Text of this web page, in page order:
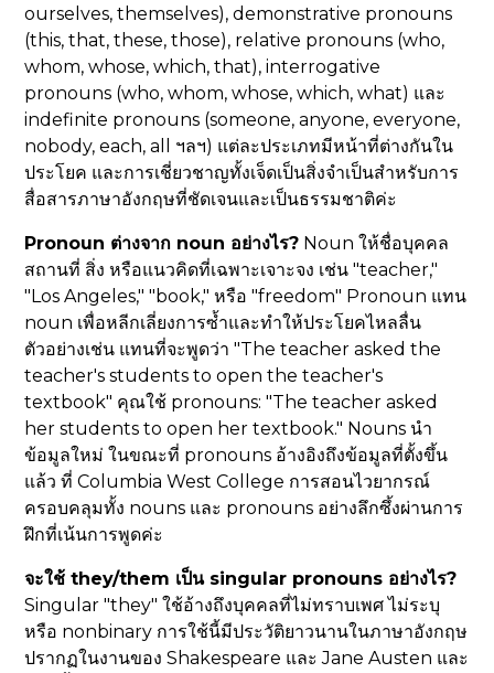
ourselves, themselves), demonstrative pronouns
(this, that, these, those), relative pronouns (who,
whom, whose, which, that), interrogative
pronouns (who, whom, whose, which, what) และ
indefinite pronouns (someone, anyone, everyone,
nobody, each, all ฯลฯ) แต่ละประเภทมีหน้าที่ต่างกันใน
ประโยค และการเชี่ยวชาญทั้งเจ็ดเป็นสิ่งจำเป็นสำหรับการ
สื่อสารภาษาอังกฤษที่ชัดเจนและเป็นธรรมชาติค่ะ
Pronoun ต่างจาก noun อย่างไร? Noun ให้ชื่อบุคคล
สถานที่ สิ่ง หรือแนวคิดที่เฉพาะเจาะจง เช่น "teacher,"
"Los Angeles," "book," หรือ "freedom" Pronoun แทน
noun เพื่อหลีกเลี่ยงการซ้ำและทำให้ประโยคไหลลื่น
ตัวอย่างเช่น แทนที่จะพูดว่า "The teacher asked the
teacher's students to open the teacher's
textbook" คุณใช้ pronouns: "The teacher asked
her students to open her textbook." Nouns นำ
ข้อมูลใหม่ ในขณะที่ pronouns อ้างอิงถึงข้อมูลที่ตั้งขึ้น
แล้ว ที่ Columbia West College การสอนไวยากรณ์
ครอบคลุมทั้ง nouns และ pronouns อย่างลึกซึ้งผ่านการ
ฝึกที่เน้นการพูดค่ะ
จะใช้ they/them เป็น singular pronouns อย่างไร?
Singular "they" ใช้อ้างถึงบุคคลที่ไม่ทราบเพศ ไม่ระบุ
หรือ nonbinary การใช้นี้มีประวัติยาวนานในภาษาอังกฤษ
ปรากฏในงานของ Shakespeare และ Jane Austen และ